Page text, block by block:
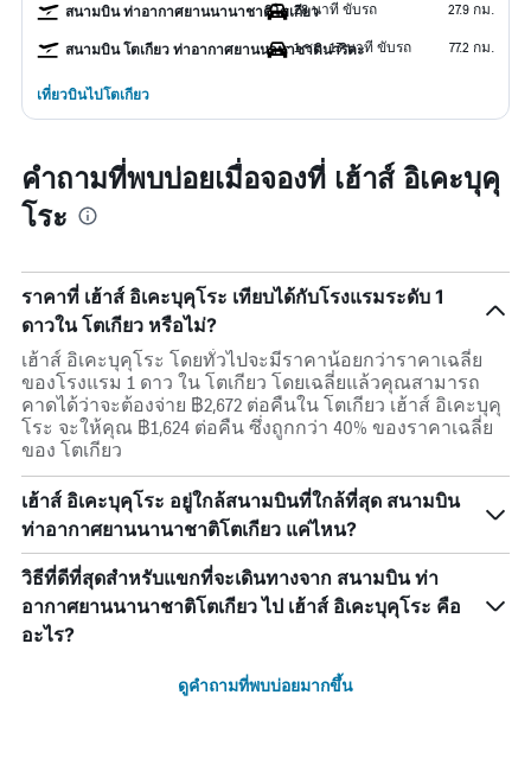
สนามบิน ท่าอากาศยานนานาชาติโตเกียว28 นาที ขับรถ 27.9 กม.
สนามบิน โตเกียว ท่าอากาศยานนานาชาตินาริตะ
1 ชม. 13 นาที ขับรถ 77.2 กม.
เที่ยวบินไปโตเกียว
คำถามที่พบบ่อยเมื่อจองที่ เฮ้าส์ อิเคะบุคุ
โระ
ราคาที่ เฮ้าส์ อิเคะบุคุโระ เทียบได้กับโรงแรมระดับ 1
ดาวใน โตเกียว หรือไม่?
เฮ้าส์ อิเคะบุคุโระ โดยทั่วไปจะมีราคาน้อยกว่าราคาเฉลี่ย
ของโรงแรม 1 ดาว ใน โตเกียว โดยเฉลี่ยแล้วคุณสามารถ
คาดได้ว่าจะต้องจ่าย ฿2,672 ต่อคืนใน โตเกียว เฮ้าส์ อิเคะบุคุ
โระ จะให้คุณ ฿1,624 ต่อคืน ซึ่งถูกกว่า 40% ของราคาเฉลี่ย
ของ โตเกียว
เฮ้าส์ อิเคะบุคุโระ อยู่ใกล้สนามบินที่ใกล้ที่สุด สนามบิน
ท่าอากาศยานนานาชาติโตเกียว แค่ไหน?
วิธีที่ดีที่สุดสำหรับแขกที่จะเดินทางจาก สนามบิน ท่า
อากาศยานนานาชาติโตเกียว ไป เฮ้าส์ อิเคะบุคุโระ คือ
อะไร?
ดูคำถามที่พบบ่อยมากขึ้น